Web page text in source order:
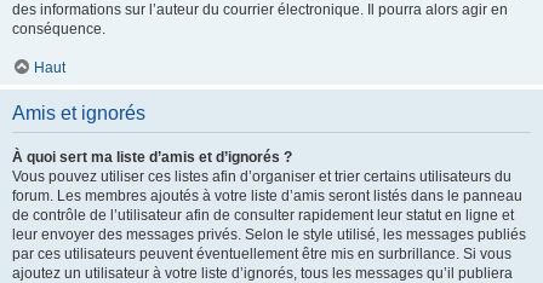
des informations sur l’auteur du courrier électronique. Il pourra alors agir en
conséquence.
Haut
Amis et ignorés
À quoi sert ma liste d’amis et d’ignorés ?
Vous pouvez utiliser ces listes afin d’organiser et trier certains utilisateurs du
forum. Les membres ajoutés à votre liste d’amis seront listés dans le panneau
de contrôle de l’utilisateur afin de consulter rapidement leur statut en ligne et
leur envoyer des messages privés. Selon le style utilisé, les messages publiés
par ces utilisateurs peuvent éventuellement être mis en surbrillance. Si vous
ajoutez un utilisateur à votre liste d’ignorés, tous les messages qu’il publiera